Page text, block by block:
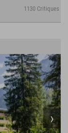
1130 Critiques